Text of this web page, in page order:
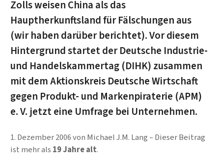
Zolls weisen China als das
Hauptherkunftsland für Fälschungen aus
(wir haben darüber berichtet). Vor diesem
Hintergrund startet der Deutsche Industrie-
und Handelskammertag (DIHK) zusammen
mit dem Aktionskreis Deutsche Wirtschaft
gegen Produkt- und Markenpiraterie (APM)
e. V. jetzt eine Umfrage bei Unternehmen.
1. Dezember 2006von Michael J.M. Lang
Dieser Beitrag
ist mehr als 19 Jahre alt.